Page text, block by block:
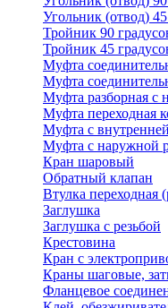
Угольник (отвод) 45
Тройник 90
Тройник 45
Муфта
Муфта
Муфта разборная с
Муфта переходная
Муфта с
Муфта с наружной
Кран шаровый
Обратный клапан
Втулка переходная
Заглушка
Заглушка с резьбой
Крестовина
Кран с
Краны шаговые,
Фланцевое